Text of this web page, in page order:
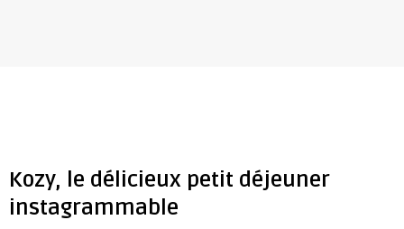
Kozy, le délicieux petit déjeuner
instagrammable